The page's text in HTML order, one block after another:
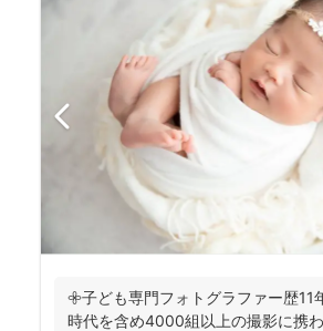
𖧷子ども専門フォトグラファー歴
時代を含め4000組以上の撮影に携